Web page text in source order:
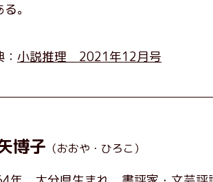
。
小説推理 2021年12月号
博子 （おおや・ひろこ）